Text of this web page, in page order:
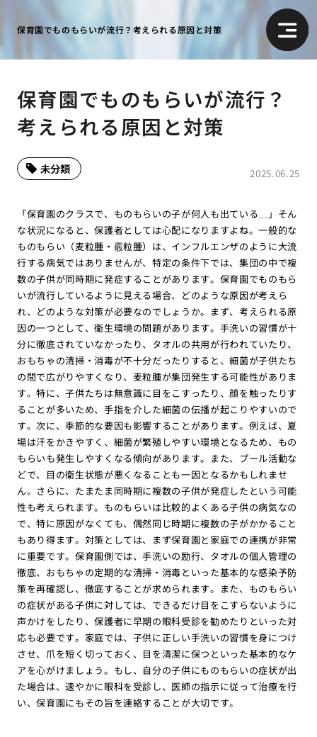
保育園でものもらいが流行？考えられる原因と対策
保育園でものもらいが流行？
考えられる原因と対策
2025.06.25
未分類
「保育園のクラスで、ものもらいの子が何人も出ている…」そん
な状況になると、保護者としては心配になりますよね。一般的な
ものもらい（麦粒腫・霰粒腫）は、インフルエンザのように大流
行する病気ではありませんが、特定の条件下では、集団の中で複
数の子供が同時期に発症することがあります。保育園でものもら
いが流行しているように見える場合、どのような原因が考えら
れ、どのような対策が必要なのでしょうか。まず、考えられる原
因の一つとして、衛生環境の問題があります。手洗いの習慣が十
分に徹底されていなかったり、タオルの共用が行われていたり、
おもちゃの清掃・消毒が不十分だったりすると、細菌が子供たち
の間で広がりやすくなり、麦粒腫が集団発生する可能性がありま
す。特に、子供たちは無意識に目をこすったり、顔を触ったりす
ることが多いため、手指を介した細菌の伝播が起こりやすいので
す。次に、季節的な要因も影響することがあります。例えば、夏
場は汗をかきやすく、細菌が繁殖しやすい環境となるため、もの
もらいも発生しやすくなる傾向があります。また、プール活動な
どで、目の衛生状態が悪くなることも一因となるかもしれませ
ん。さらに、たまたま同時期に複数の子供が発症したという可能
性も考えられます。ものもらいは比較的よくある子供の病気なの
で、特に原因がなくても、偶然同じ時期に複数の子がかかること
もあり得ます。対策としては、まず保育園と家庭での連携が非常
に重要です。保育園側では、手洗いの励行、タオルの個人管理の
徹底、おもちゃの定期的な清掃・消毒といった基本的な感染予防
策を再確認し、徹底することが求められます。また、ものもらい
の症状がある子供に対しては、できるだけ目をこすらないように
声かけをしたり、保護者に早期の眼科受診を勧めたりといった対
応も必要です。家庭では、子供に正しい手洗いの習慣を身につけ
させ、爪を短く切っておく、目を清潔に保つといった基本的なケ
アを心がけましょう。もし、自分の子供にものもらいの症状が出
た場合は、速やかに眼科を受診し、医師の指示に従って治療を行
い、保育園にもその旨を連絡することが大切です。